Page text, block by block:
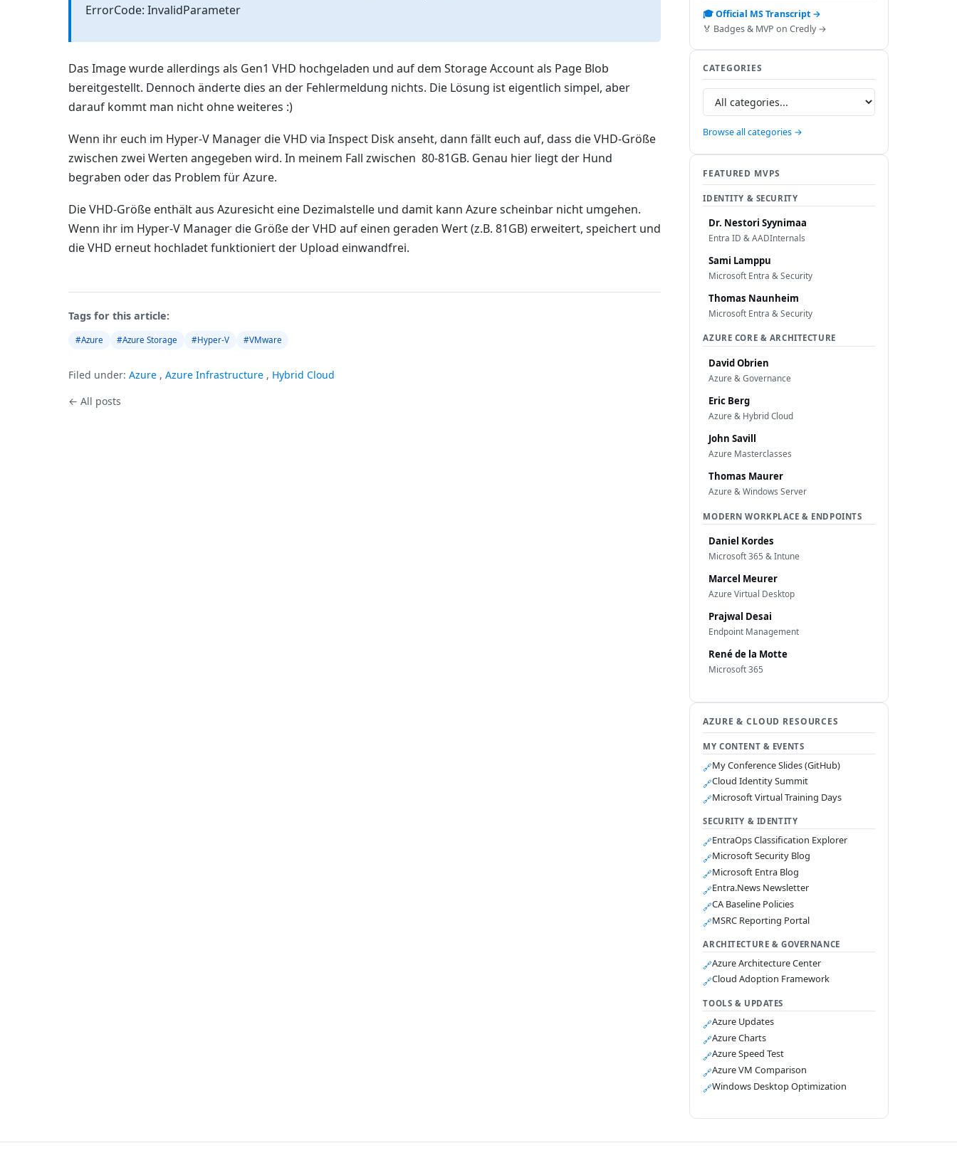
ErrorCode: InvalidParameter
Das Image wurde allerdings als Gen1 VHD hochgeladen und auf dem Storage Account als Page Blob
bereitgestellt. Dennoch änderte dies an der Fehlermeldung nichts. Die Lösung ist eigentlich simpel, aber
darauf kommt man nicht ohne weiteres :)
Wenn ihr euch im Hyper-V Manager die VHD via Inspect Disk anseht, dann fällt euch auf, dass die VHD-Größe
zwischen zwei Werten angegeben wird. In meinem Fall zwischen 80-81GB. Genau hier liegt der Hund
begraben oder das Problem für Azure.
Die VHD-Größe enthält aus Azuresicht eine Dezimalstelle und damit kann Azure scheinbar nicht umgehen.
Wenn ihr im Hyper-V Manager die Größe der VHD auf einen geraden Wert (z.B. 81GB) erweitert, speichert und
die VHD erneut hochladet funktioniert der Upload einwandfrei.
Tags for this article:
#Azure #Azure Storage #Hyper-V #VMware
Filed under: Azure , Azure Infrastructure , Hybrid Cloud
← All posts
🎓 Official MS Transcript →
🏅 Badges & MVP on Credly →
CATEGORIES
Browse all categories →
FEATURED MVPS
IDENTITY & SECURITY
Dr. Nestori Syynimaa
Entra ID & AADInternals
Sami Lamppu
Microsoft Entra & Security
Thomas Naunheim
Microsoft Entra & Security
AZURE CORE & ARCHITECTURE
David Obrien
Azure & Governance
Eric Berg
Azure & Hybrid Cloud
John Savill
Azure Masterclasses
Thomas Maurer
Azure & Windows Server
MODERN WORKPLACE & ENDPOINTS
Daniel Kordes
Microsoft 365 & Intune
Marcel Meurer
Azure Virtual Desktop
Prajwal Desai
Endpoint Management
René de la Motte
Microsoft 365
AZURE & CLOUD RESOURCES
MY CONTENT & EVENTS
🔗My Conference Slides (GitHub)
🔗Cloud Identity Summit
🔗Microsoft Virtual Training Days
SECURITY & IDENTITY
🔗EntraOps Classification Explorer
🔗Microsoft Security Blog
🔗Microsoft Entra Blog
🔗Entra.News Newsletter
🔗CA Baseline Policies
🔗MSRC Reporting Portal
ARCHITECTURE & GOVERNANCE
🔗Azure Architecture Center
🔗Cloud Adoption Framework
TOOLS & UPDATES
🔗Azure Updates
🔗Azure Charts
🔗Azure Speed Test
🔗Azure VM Comparison
🔗Windows Desktop Optimization